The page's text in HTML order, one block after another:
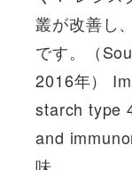
叢が改善し
です。（
2016年）
starch type
and
味